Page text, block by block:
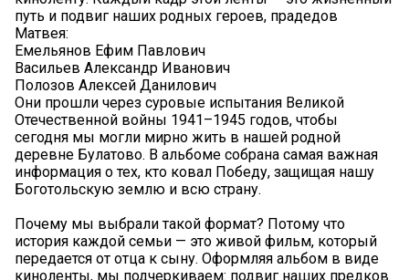
путь и подвиг наших родных героев, прадедов
Матвея:
Емельянов Ефим Павлович
Васильев Александр Иванович
Полозов Алексей Данилович
Они прошли через суровые испытания Великой
Отечественной войны 1941–1945 годов, чтобы
сегодня мы могли мирно жить в нашей родной
деревне Булатово. В альбоме собрана самая важная
информация о тех, кто ковал Победу, защищая нашу
Боготольскую землю и всю страну.
Почему мы выбрали такой формат? Потому что
история каждой семьи — это живой фильм, который
передается от отца к сыну. Оформляя альбом в виде
киноленты, мы подчеркиваем: подвиг наших предков